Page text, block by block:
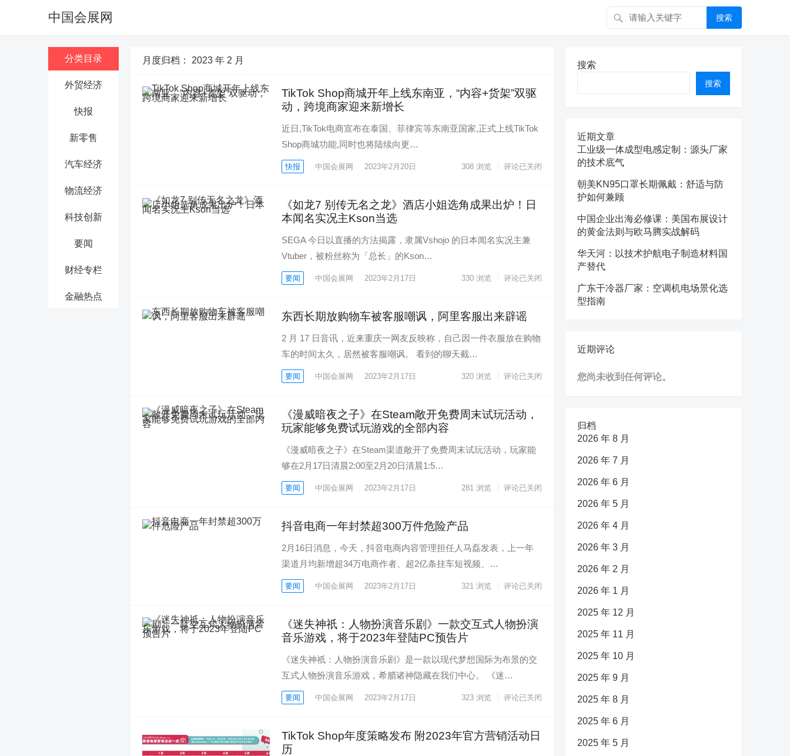
中国会展网 搜索
分类目录
外贸经济
快报
新零售
汽车经济
物流经济
科技创新
要闻
财经专栏
金融热点
月度归档： 2023 年 2 月
TikTok Shop商城开年上线东南亚，“内容+货架”双驱
动，跨境商家迎来新增长
近日,TikTok电商宣布在泰国、菲律宾等东南亚国家,正式上线TikTok
Shop商城功能,同时也将陆续向更…
快报 中国会展网 2023年2月20日 308 浏览 评论已关闭
《如龙7 别传无名之龙》酒店小姐选角成果出炉！日
本闻名实况主Kson当选
SEGA 今日以直播的方法揭露，隶属Vshojo 的日本闻名实况主兼
Vtuber，被粉丝称为「总长」的Kson…
要闻 中国会展网 2023年2月17日 330 浏览 评论已关闭
东西长期放购物车被客服嘲讽，阿里客服出来辟谣
2 月 17 日音讯，近来重庆一网友反映称，自己因一件衣服放在购物
车的时间太久，居然被客服嘲讽。 看到的聊天截…
要闻 中国会展网 2023年2月17日 320 浏览 评论已关闭
《漫威暗夜之子》在Steam敞开免费周末试玩活动，
玩家能够免费试玩游戏的全部内容
《漫威暗夜之子》在Steam渠道敞开了免费周末试玩活动，玩家能
够在2月17日清晨2:00至2月20日清晨1:5…
要闻 中国会展网 2023年2月17日 281 浏览 评论已关闭
抖音电商一年封禁超300万件危险产品
2月16日消息，今天，抖音电商内容管理担任人马磊发表，上一年
渠道月均新增超34万电商作者、超2亿条挂车短视频、…
要闻 中国会展网 2023年2月17日 321 浏览 评论已关闭
《迷失神祇：人物扮演音乐剧》一款交互式人物扮演
音乐游戏，将于2023年登陆PC预告片
《迷失神祇：人物扮演音乐剧》是一款以现代梦想国际为布景的交
互式人物扮演音乐游戏，希腊诸神隐藏在我们中心。 《迷…
要闻 中国会展网 2023年2月17日 323 浏览 评论已关闭
TikTok Shop年度策略发布 附2023年官方营销活动日
历
搜索
搜索
近期文章
工业级一体成型电感定制：源头厂家
的技术底气
朝美KN95口罩长期佩戴：舒适与防
护如何兼顾
中国企业出海必修课：美国布展设计
的黄金法则与欧马腾实战解码
华天河：以技术护航电子制造材料国
产替代
广东干冷器厂家：空调机电场景化选
型指南
近期评论
您尚未收到任何评论。
归档
2026 年 8 月
2026 年 7 月
2026 年 6 月
2026 年 5 月
2026 年 4 月
2026 年 3 月
2026 年 2 月
2026 年 1 月
2025 年 12 月
2025 年 11 月
2025 年 10 月
2025 年 9 月
2025 年 8 月
2025 年 6 月
2025 年 5 月